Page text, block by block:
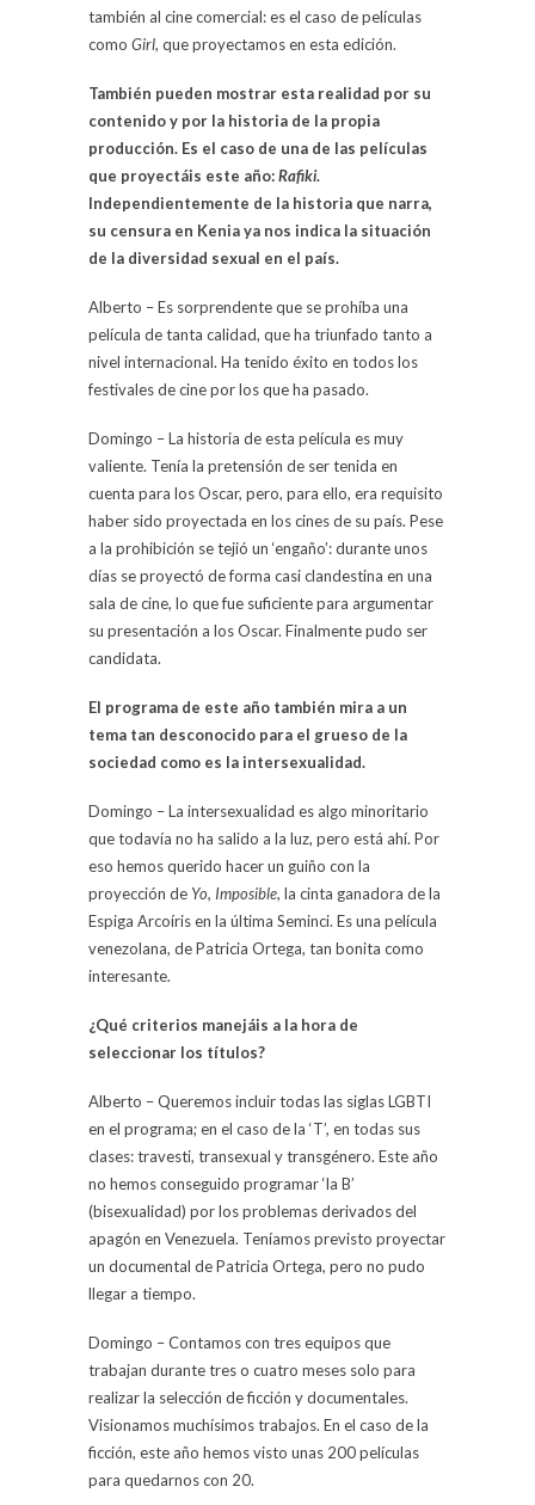
también al cine comercial: es el caso de películas
como Girl, que proyectamos en esta edición.
También pueden mostrar esta realidad por su
contenido y por la historia de la propia
producción. Es el caso de una de las películas
que proyectáis este año:Rafiki.
Independientemente de la historia que narra,
su censura en Kenia ya nos indica la situación
de la diversidad sexual en el país.
Alberto – Es sorprendente que se prohíba una
película de tanta calidad, que ha triunfado tanto a
nivel internacional. Ha tenido éxito en todos los
festivales de cine por los que ha pasado.
Domingo – La historia de esta película es muy
valiente. Tenía la pretensión de ser tenida en
cuenta para los Oscar, pero, para ello, era requisito
haber sido proyectada en los cines de su país. Pese
a la prohibición se tejió un ‘engaño’: durante unos
días se proyectó de forma casi clandestina en una
sala de cine, lo que fue suficiente para argumentar
su presentación a los Oscar. Finalmente pudo ser
candidata.
El programa de este año también mira a un
tema tan desconocido para el grueso de la
sociedad como es la intersexualidad.
Domingo – La intersexualidad es algo minoritario
que todavía no ha salido a la luz, pero está ahí. Por
eso hemos querido hacer un guiño con la
proyección de Yo, Imposible, la cinta ganadora de la
Espiga Arcoíris en la última Seminci. Es una película
venezolana, de Patricia Ortega, tan bonita como
interesante.
¿Qué criterios manejáis a la hora de
seleccionar los títulos?
Alberto – Queremos incluir todas las siglas LGBTI
en el programa; en el caso de la ‘T’, en todas sus
clases: travesti, transexual y transgénero. Este año
no hemos conseguido programar ‘la B’
(bisexualidad) por los problemas derivados del
apagón en Venezuela. Teníamos previsto proyectar
un documental de Patricia Ortega, pero no pudo
llegar a tiempo.
Domingo – Contamos con tres equipos que
trabajan durante tres o cuatro meses solo para
realizar la selección de ficción y documentales.
Visionamos muchísimos trabajos. En el caso de la
ficción, este año hemos visto unas 200 películas
para quedarnos con 20.